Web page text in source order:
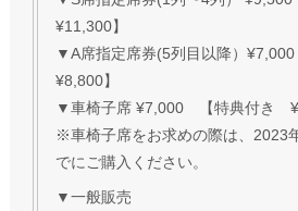
¥11,300】
▼A席指定席券(5列目以降）
¥8,800】
▼車椅子席 ¥7,000 【特典付き
※車椅子席をお求めの際は、2023
でにご購入ください。
▼一般販売